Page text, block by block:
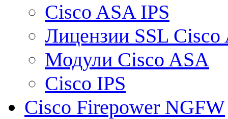
Cisco ASA IPS
Лицензии SSL Cisco
Модули Cisco ASA
Cisco IPS
Cisco Firepower NGFW